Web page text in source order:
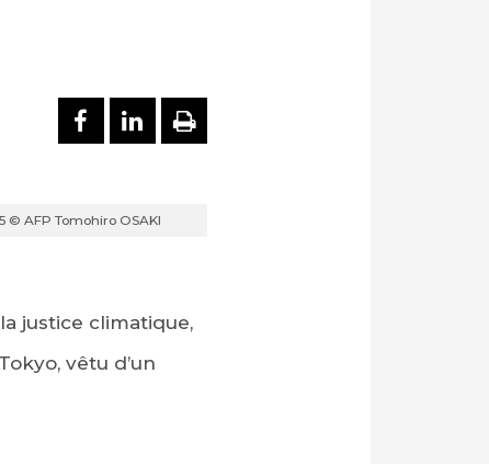
PARTAGER SUR FACEBOOK
PARTAGER SUR
IMPRIMER
AFP Tomohiro OSAKI
justice climatique,
vêtu d’un